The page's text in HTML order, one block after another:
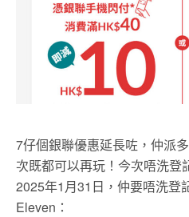
7仔個銀聯優惠延長咗，仲派
次既都可以再玩！今次唔洗登
2025年1月31日，仲要唔洗登
Eleven：